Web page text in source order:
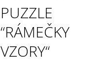
PUZZLE
“RÁMEČKY
VZORY“
815 Kč